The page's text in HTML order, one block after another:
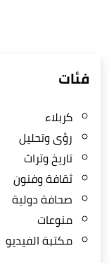
فئات
كربلاء
رؤى وتحليل
تاريخ وتراث
ثقافة وفنون
صحافة دولية
منوعات
مكتبة الفيديو